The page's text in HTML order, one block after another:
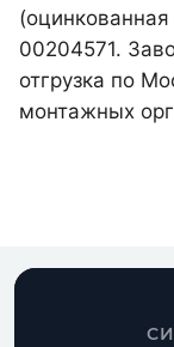
00204571.
отгрузка по
монтажных